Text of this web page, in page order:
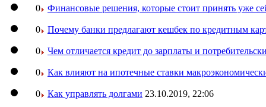
0 Финансовые решения, которые стоит принять уже
0 Почему банки предлагают кешбек по кредитным
0 Чем отличается кредит до зарплаты и
0 Как влияют на ипотечные ставки
0 Как управлять долгами 23.10.2019, 22:06